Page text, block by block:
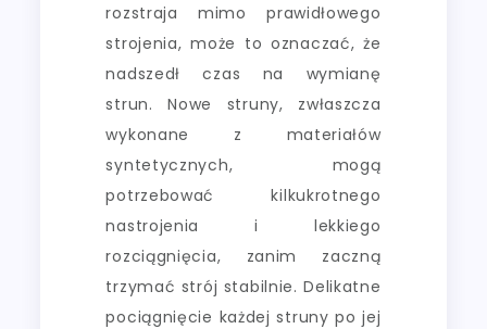
rozstraja mimo prawidłowego
strojenia, może to oznaczać, że
nadszedł czas na wymianę
strun. Nowe struny, zwłaszcza
wykonane z materiałów
syntetycznych, mogą
potrzebować kilkukrotnego
nastrojenia i lekkiego
rozciągnięcia, zanim zaczną
trzymać strój stabilnie. Delikatne
pociągnięcie każdej struny po jej